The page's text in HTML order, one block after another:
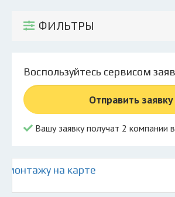
Экоблог
© 2026 Все права защищены
ФИЛЬТРЫ
Воспользуйтесь сервисом
Отправить заявку
Вашу заявку получат 2 компании
на карте